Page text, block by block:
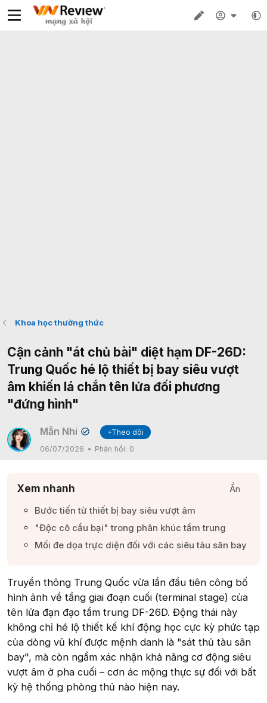
Khoa học thường thức
Cận cảnh "át chủ bài" diệt hạm DF-26D:
Trung Quốc hé lộ thiết bị bay siêu vượt
âm khiến lá chắn tên lửa đối phương
"đứng hình"
Mẫn Nhi ✔
+Theo dõi
06/07/2026
Phản hồi: 0
Xem nhanh
Ẩn
Bước tiến từ thiết bị bay siêu vượt âm​
"Độc cô cầu bại" trong phân khúc tầm trung​
Mối đe dọa trực diện đối với các siêu tàu sân bay​
Truyền thông Trung Quốc vừa lần đầu tiên công bố
hình ảnh về tầng giai đoạn cuối (terminal stage) của
tên lửa đạn đạo tầm trung DF-26D. Động thái này
không chỉ hé lộ thiết kế khí động học cực kỳ phức tạp
của dòng vũ khí được mệnh danh là "sát thủ tàu sân
bay", mà còn ngầm xác nhận khả năng cơ động siêu
vượt âm ở pha cuối – cơn ác mộng thực sự đối với bất
kỳ hệ thống phòng thủ nào hiện nay.